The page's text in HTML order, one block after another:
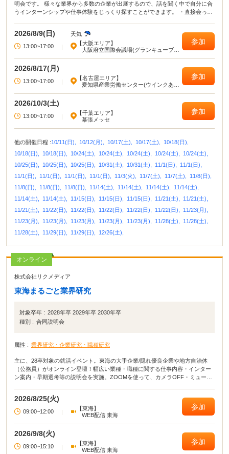
明会です。 様々な業界から多数の企業が出展するので、話を聞く中で自分に合
うインターンシップや仕事体験をじっくり探すことができます。 ・直接会って
2026/8/9(日)
天気
13:00~17:00
|
【大阪エリア】
大阪府立国際会議場(グランキューブ大
参加
2026/8/17(月)
13:00~17:00 |
【名古屋エリア】
愛知県産業労働センター(ウインクあい
参加
2026/10/3(土)
13:00~17:00 |
【千葉エリア】
幕張メッセ
参加
他の開催日程 :10/11(日), 10/12(月), 10/17(土), 10/17(土),
10/18(日),
10/18(日),
10/18(日), 10/24(土), 10/24(土), 10/24(土), 10/24(土),
10/24(土),
10/25(日),
10/25(日), 10/25(日), 10/31(土), 10/31(土), 11/1(日),
11/1(日),
11/1(日),
11/1(日), 11/1(日), 11/1(日), 11/3(火), 11/7(土), 11/7(土),
11/8(日),
11/8(日),
11/8(日), 11/8(日), 11/14(土), 11/14(土), 11/14(土),
11/14(土),
11/14(土),
11/14(土), 11/15(日), 11/15(日), 11/15(日), 11/21(土),
11/21(土),
11/21(土),
11/22(日), 11/22(日), 11/22(日), 11/22(日), 11/22(日),
11/23(月),
11/23(月),
11/23(月), 11/23(月), 11/23(月), 11/23(月), 11/28(土),
11/28(土),
11/28(土),
11/29(日), 11/29(日), 12/26(土),
オンライン
株式会社リクメディア
東海まるごと業界研究
対象卒年 : 2028年卒 2029年卒 2030年卒
種別 : 合同説明会
属性 : 業界研究・企業研究・職種研究
主に、28卒対象の就活イベント。東海の大手企業/隠れ優良企業や地方自治体
（公務員）がオンライン登壇！幅広い業種・職種に関する仕事内容・インター
ン案内・早期選考等の説明会を実施。ZOOMを使って、カメラOFF・ミュート
2026/8/25(火)
09:00~12:00 |
【東海】
WEB配信 東海
参加
2026/9/8(火)
09:00~15:10 |
【東海】
WEB配信 東海
参加